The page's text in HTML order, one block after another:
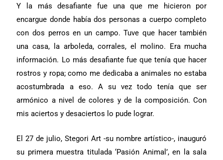
Y la más desafiante fue una que me hicieron por
encargue donde había dos personas a cuerpo completo
con dos perros en un campo. Tuve que hacer también
una casa, la arboleda, corrales, el molino. Era mucha
información. Lo más desafiante fue que tenía que hacer
rostros y ropa; como me dedicaba a animales no estaba
acostumbrada a eso. A su vez todo tenía que ser
armónico a nivel de colores y de la composición. Con
mis aciertos y desaciertos lo pude lograr.
El 27 de julio, Stegori Art -su nombre artístico-, inauguró
su primera muestra titulada ‘Pasión Animal’, en la sala